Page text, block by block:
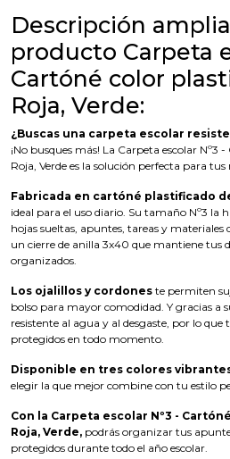
Descripción
producto Carpeta
Cartóné color
Roja, Verde:
¿Buscas una carpeta escolar
¡No busques más! La Carpeta escolar
Roja, Verde es la solución perfecta para tus
Fabricada en cartóné plastificado
ideal para el uso diario. Su tamaño Nº3 la
hojas sueltas, apuntes, tareas y materiales
un cierre de anilla 3x40 que mantiene tus
organizados.
Los ojalillos y cordones te permiten
bolso para mayor comodidad. Y gracias a
resistente al agua y al desgaste, por lo
protegidos en todo momento.
Disponible en tres colores
elegir la que mejor combine con tu estilo
Con la Carpeta escolar Nº3 -
Roja, Verde, podrás organizar tus
protegidos durante todo el año escolar.